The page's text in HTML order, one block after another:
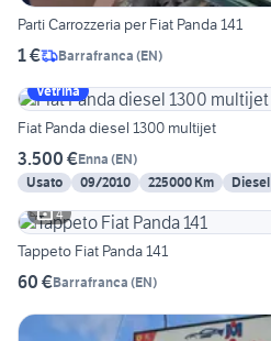
Parti Carrozzeria per Fiat Panda 141
1 € Barrafranca (EN)
Vetrina
Fiat Panda diesel 1300 multijet
3.500 €Enna (EN)
Usato
09/2010 225000 Km Diesel
4
Tappeto Fiat Panda 141
60 €Barrafranca (EN)